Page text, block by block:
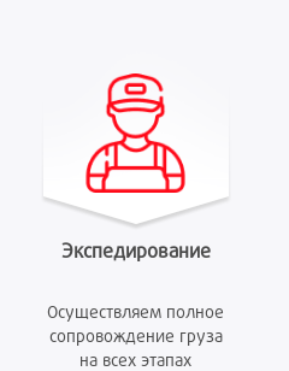
Экспедирование
Осуществляем полное
сопровождение груза
на всех этапах